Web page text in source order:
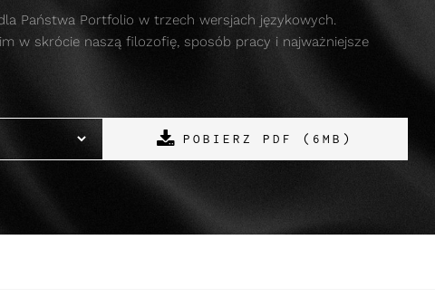
Państwa Portfolio w trzech wersjach językowych.
w skrócie naszą filozofię, sposób pracy i najważniejsze
POBIERZ PDF (6MB)